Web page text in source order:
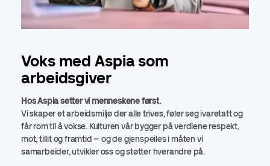
Voks med Aspia som
arbeidsgiver
Hos Aspia setter vi menneskene først.
Vi skaper et arbeidsmiljø der alle trives, føler seg ivaretatt og
får rom til å vokse. Kulturen vår bygger på verdiene respekt,
mot, tillit og framtid – og de gjenspeiles i måten vi
samarbeider, utvikler oss og støtter hverandre på.